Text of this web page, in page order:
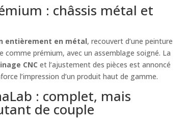
: châssis métal et
entièrement en métal, recouvert d’une peinture
comme prémium, avec un assemblage soigné. La
CNC et l’ajustement des pièces est annoncé
l’impression d’un produit haut de gamme.
: complet, mais
de couple